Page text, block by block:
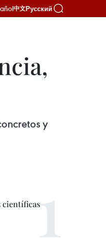
中文Русский
y
científicas